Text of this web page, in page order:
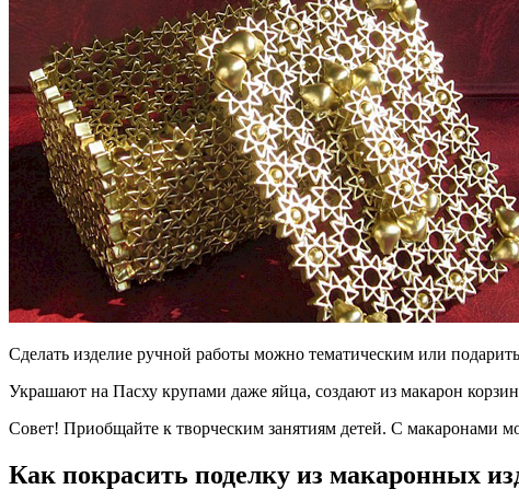
Сделать изделие ручной работы можно тематическим или
Украшают на Пасху крупами даже яйца, создают из макарон
Совет! Приобщайте к творческим занятиям детей. С макаронами
Как покрасить поделку из макаронных